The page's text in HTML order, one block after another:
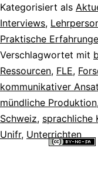
Kategorisiert als
Interviews,
Praktische
Verschlagwortet mit
Ressourcen, FLE,
kommunikativer
mündliche Produktion
Schweiz, sprachliche
Unifr, Unterrichten